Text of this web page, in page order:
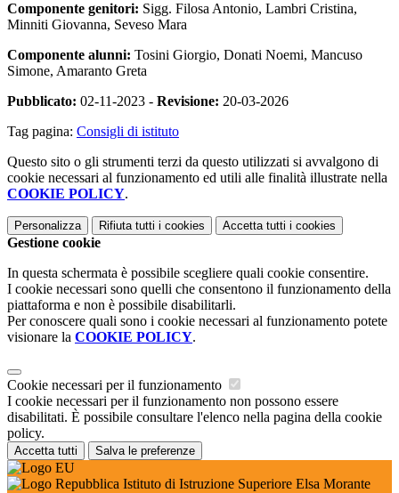
Componente genitori: Sigg. Filosa Antonio, Lambri Cristina,
Minniti Giovanna, Seveso Mara
Componente alunni: Tosini Giorgio, Donati Noemi, Mancuso
Simone, Amaranto Greta
Pubblicato: 02-11-2023 - Revisione: 20-03-2026
Tag pagina: Consigli di istituto
Questo sito o gli strumenti terzi da questo utilizzati si avvalgono di
cookie necessari al funzionamento ed utili alle finalità illustrate nella
COOKIE POLICY.
Personalizza Rifiuta tutti i cookies Accetta tutti i cookies
Gestione cookie
In questa schermata è possibile scegliere quali cookie consentire.
I cookie necessari sono quelli che consentono il funzionamento della
piattaforma e non è possibile disabilitarli.
Per conoscere quali sono i cookie necessari al funzionamento potete
visionare la COOKIE POLICY.
Cookie necessari per il funzionamento
I cookie necessari per il funzionamento non possono essere
disabilitati. È possibile consultare l'elenco nella pagina della cookie
policy.
Accetta tutti Salva le preferenze
Istituto di Istruzione Superiore Elsa Morante